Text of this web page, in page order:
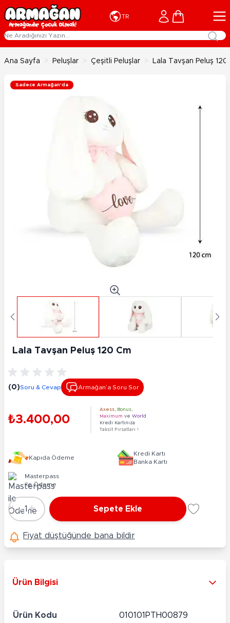
İçeriğe geç
TR Cart
Ana Sayfa > Peluşlar > Çeşitli Peluşlar > Lala Tavşan Peluş 120
Sadece Armağan'da
Lala Tavşan Peluş 120 Cm
(0)Soru & Cevap Armağan’a Soru Sor
₺3.400,00
Axess Bonus
Maximum ve World
Kredi Kartınıza
Taksit Fırsatları !
Kapıda Ödeme
Kredi Kartı
Banka Kartı
Masterpass
ile Ödeme
Adet
-1 + Sepete Ekle
Fiyat düştüğünde bana bildir
Ürün Bilgisi
Ürün Kodu 010101PTH00879